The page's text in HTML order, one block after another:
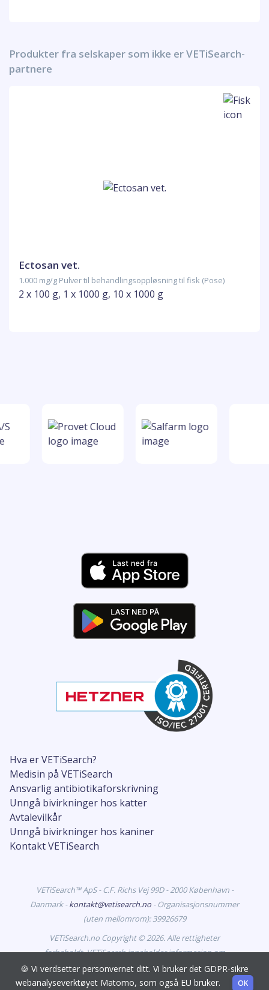
Produkter fra selskaper som ikke er VETiSearch-
partnere
Ectosan vet.
1.000 mg/g Pulver til behandlingsoppløsning til fisk (Pose)
2 x 100 g, 1 x 1000 g, 10 x 1000 g
Hva er VETiSearch?
Medisin på VETiSearch
Ansvarlig antibiotikaforskrivning
Unngå bivirkninger hos katter
Avtalevilkår
Unngå bivirkninger hos kaniner
Kontakt VETiSearch
VETiSearch™ ApS - C.F. Richs Vej 99D - 2000 København -
Danmark -kontakt@vetisearch.no - Organisasjonsnummer
(uten mellomrom): 39926679
VETiSearch.no Copyright © 2026. Alle rettigheter
forbeholdt. VETiSearch inneholder informasjon om
legemidler til dyr som er godkjent for markedsføring i
Norge, og retter seg mot dyrehelsepersonell.
🍪 Vi verdsetter personvernet ditt. Vi bruker det GDPR-sikre
webanalyseverktøyet Matomo, som også EU bruker.
OK